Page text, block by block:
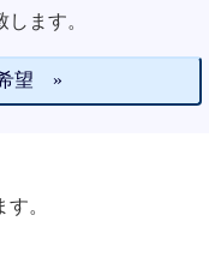
ます。
希望 »
。